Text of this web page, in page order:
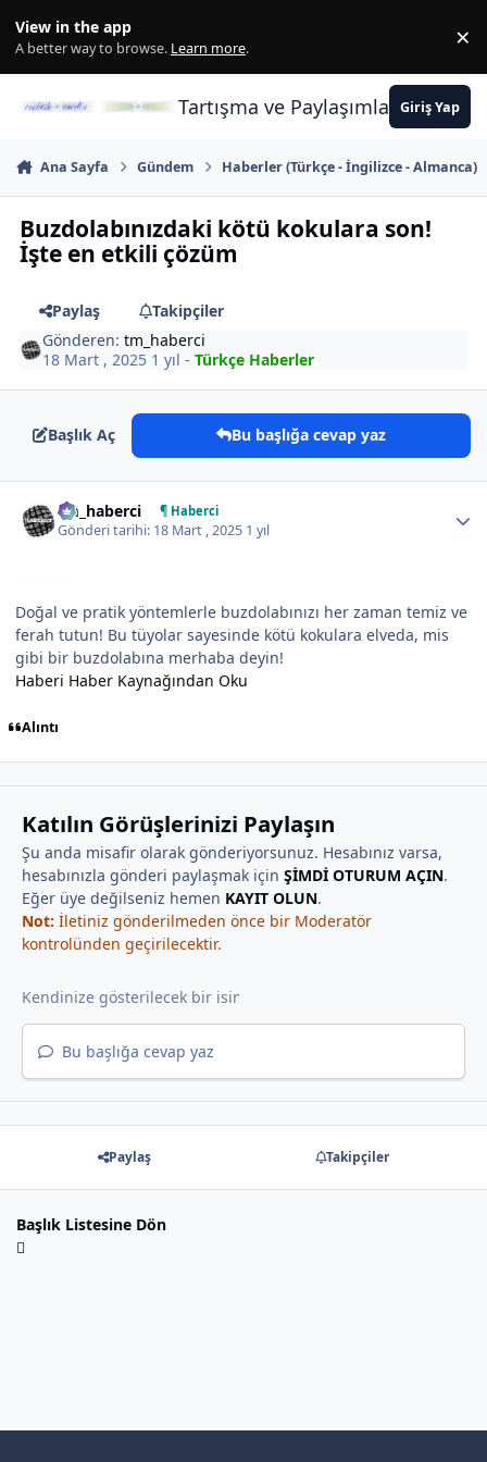
View in the app
A better way to browse. Learn more. ×
Tartışma ve PaylaşımlarınGiriş Yap
Ana Sayfa Gündem Haberler (Türkçe - İngilizce - Almanca)
Buzdolabınızdaki kötü kokulara son!
İşte en etkili çözüm
Paylaş
Takipçiler
Gönderen:tm_haberci
18 Mart , 2025 1 yıl -Türkçe Haberler
Başlık Aç Bu başlığa cevap yaz
tm_haberci ¶ Haberci
Gönderi tarihi: 18 Mart , 2025 1 yıl
Doğal ve pratik yöntemlerle buzdolabınızı her zaman temiz ve
ferah tutun! Bu tüyolar sayesinde kötü kokulara elveda, mis
gibi bir buzdolabına merhaba deyin!
Haberi Haber Kaynağından Oku
Alıntı
Katılın Görüşlerinizi Paylaşın
Şu anda misafir olarak gönderiyorsunuz. Hesabınız varsa,
hesabınızla gönderi paylaşmak için ŞİMDİ OTURUM AÇIN.
Eğer üye değilseniz hemen KAYIT OLUN.
Not: İletiniz gönderilmeden önce bir Moderatör
kontrolünden geçirilecektir.
Bu başlığa cevap yaz
Paylaş Takipçiler
Başlık Listesine Dön